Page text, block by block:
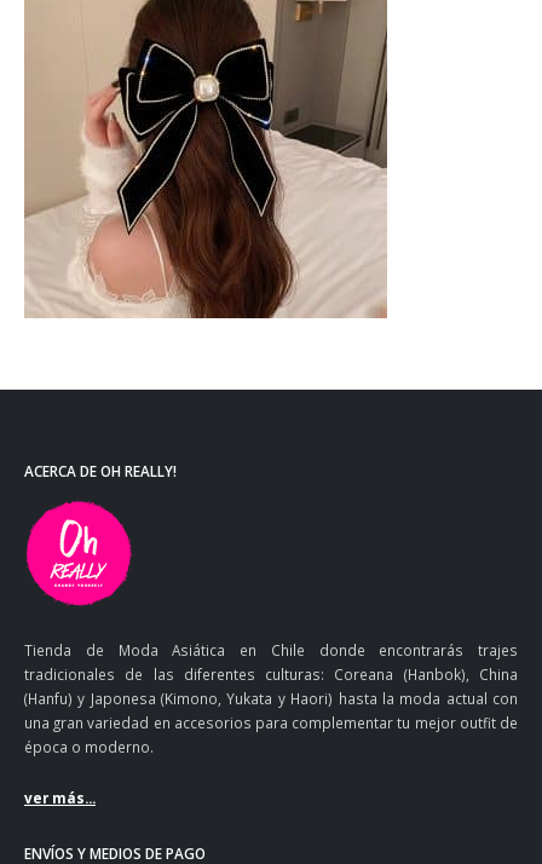
ACERCA DE OH REALLY!
Tienda de Moda Asiática en Chile donde encontrarás trajes
tradicionales de las diferentes culturas: Coreana (Hanbok), China
(Hanfu) y Japonesa (Kimono, Yukata y Haori) hasta la moda actual con
una gran variedad en accesorios para complementar tu mejor outfit de
época o moderno.
ver más...
ENVÍOS Y MEDIOS DE PAGO